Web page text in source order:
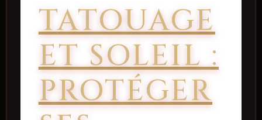
TATOUAGE
ET SOLEIL :
PROTÉGER